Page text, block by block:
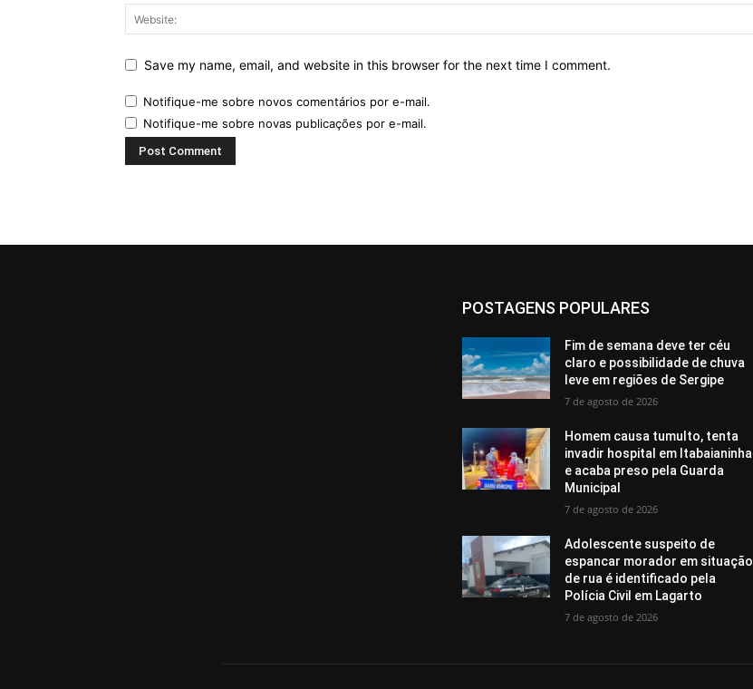
Save my name, email, and website in this browser for the next time I comment.
Notifique-me sobre novos comentários por e-mail.
Notifique-me sobre novas publicações por e-mail.
POSTAGENS POPULARES
Fim de semana deve ter céu
claro e possibilidade de chuva
leve em regiões de Sergipe
7 de agosto de 2026
Homem causa tumulto, tenta
invadir hospital em Itabaianinha
e acaba preso pela Guarda
Municipal
7 de agosto de 2026
Adolescente suspeito de
espancar morador em situação
de rua é identificado pela
Polícia Civil em Lagarto
7 de agosto de 2026